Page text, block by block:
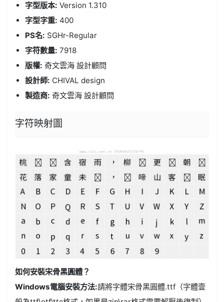
字型版本: Version 1.310
字型字重: 400
PS名: SGHr-Regular
字符數量: 7918
版權: 奇文雲海 設計顧問
設計師: CHIVAL design
製造商: 奇文雲海 設計顧問
字符映射圖
如何安裝宋骨黑圓體？
Windows電腦安裝方法:請將字體宋骨黑圓體.ttf（字體壹